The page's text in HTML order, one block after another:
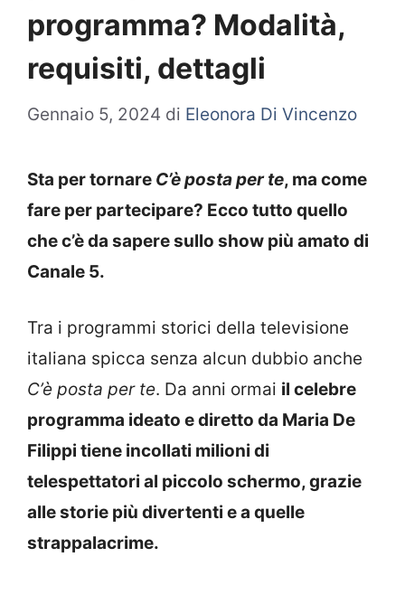
programma? Modalità,
requisiti, dettagli
Gennaio 5, 2024 di Eleonora Di Vincenzo
Sta per tornare C’è posta per te, ma come
fare per partecipare? Ecco tutto quello
che c’è da sapere sullo show più amato di
Canale 5.
Tra i programmi storici della televisione
italiana spicca senza alcun dubbio anche
C’è posta per te. Da anni ormai il celebre
programma ideato e diretto da Maria De
Filippi tiene incollati milioni di
telespettatori al piccolo schermo, grazie
alle storie più divertenti e a quelle
strappalacrime.